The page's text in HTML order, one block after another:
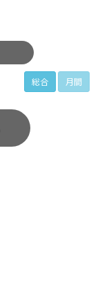
総合 月間